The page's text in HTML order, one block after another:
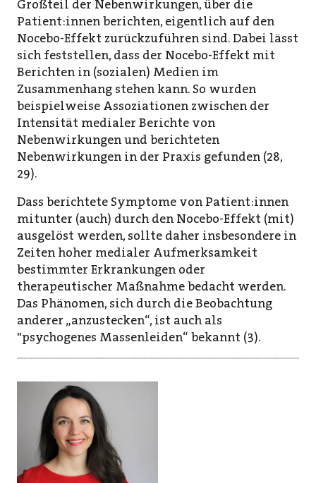
Großteil der Nebenwirkungen, über die
Patient:innen berichten, eigentlich auf den
Nocebo-Effekt zurückzuführen sind. Dabei lässt
sich feststellen, dass der Nocebo-Effekt mit
Berichten in (sozialen) Medien im
Zusammenhang stehen kann. So wurden
beispielweise Assoziationen zwischen der
Intensität medialer Berichte von
Nebenwirkungen und berichteten
Nebenwirkungen in der Praxis gefunden (28,
29).
Dass berichtete Symptome von Patient:innen
mitunter (auch) durch den Nocebo-Effekt (mit)
ausgelöst werden, sollte daher insbesondere in
Zeiten hoher medialer Aufmerksamkeit
bestimmter Erkrankungen oder
therapeutischer Maßnahme bedacht werden.
Das Phänomen, sich durch die Beobachtung
anderer „anzustecken“, ist auch als
"psychogenes Massenleiden“ bekannt (3).